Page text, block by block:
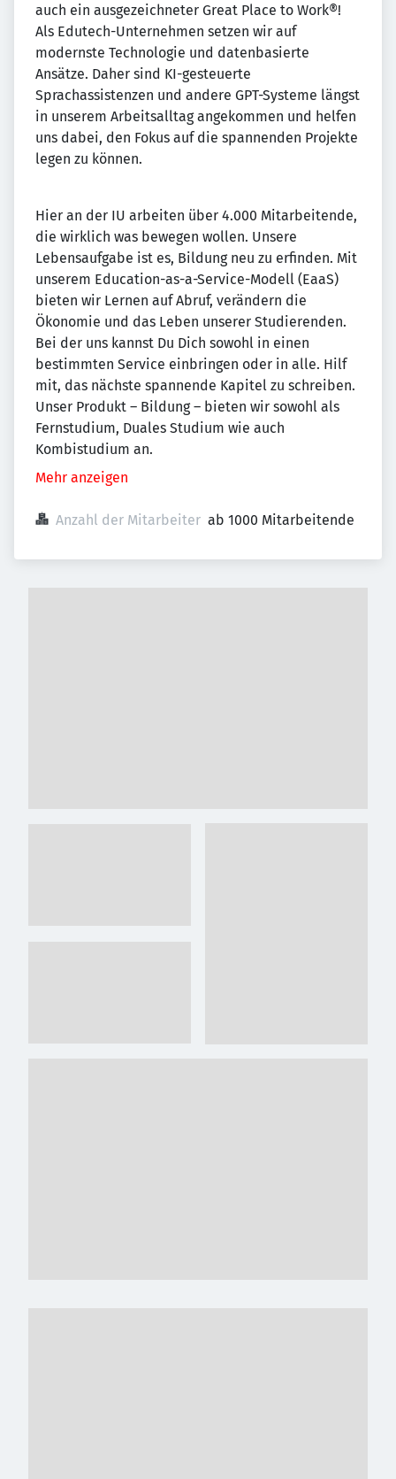
auch ein ausgezeichneter Great Place to Work®!
Als Edutech-Unternehmen setzen wir auf
modernste Technologie und datenbasierte
Ansätze. Daher sind KI-gesteuerte
Sprachassistenzen und andere GPT-Systeme längst
in unserem Arbeitsalltag angekommen und helfen
uns dabei, den Fokus auf die spannenden Projekte
legen zu können.
Hier an der IU arbeiten über 4.000 Mitarbeitende,
die wirklich was bewegen wollen. Unsere
Lebensaufgabe ist es, Bildung neu zu erfinden. Mit
unserem Education-as-a-Service-Modell (EaaS)
bieten wir Lernen auf Abruf, verändern die
Ökonomie und das Leben unserer Studierenden.
Bei der uns kannst Du Dich sowohl in einen
bestimmten Service einbringen oder in alle. Hilf
mit, das nächste spannende Kapitel zu schreiben.
Unser Produkt – Bildung – bieten wir sowohl als
Fernstudium, Duales Studium wie auch
Kombistudium an.
Mehr anzeigen
Anzahl der Mitarbeiter ab 1000 Mitarbeitende